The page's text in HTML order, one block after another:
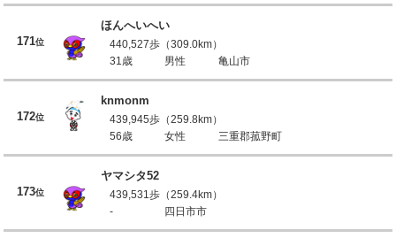
171位
ほんへいへい
440,527歩（309.0km）
31歳
男性 亀山市
172位
knmonm
439,945歩（259.8km）
56歳
女性 三重郡菰野町
173位
ヤマシタ52
439,531歩（259.4km）
-
四日市市